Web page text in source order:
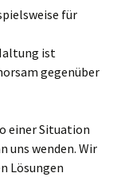
für
ist
gegenüber
einer Situation
uns wenden. Wir
Lösungen